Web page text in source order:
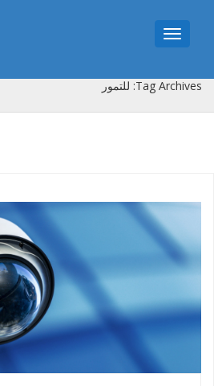
Toggle
navigation
Tag Archives: للتمور